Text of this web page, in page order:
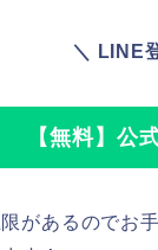
＼ LINE
【無料】公
があるのでお